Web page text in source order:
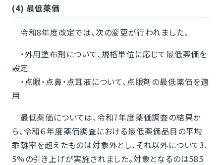
(4) 最低薬価
令和8年度改定では、次の変更が行われました。
・外用塗布剤について、規格単位に応じて最低薬価を
設定
・点眼・点鼻・点耳液について、点眼剤の最低薬価を適
用
最低薬価については、令和7年度薬価調査の結果か
ら、令和６年度薬価調査における最低薬価品目の平均
乖離率を超えたものは対象外とし、それ以外について3.
5％の引き上げが実施されました。対象となるのは585